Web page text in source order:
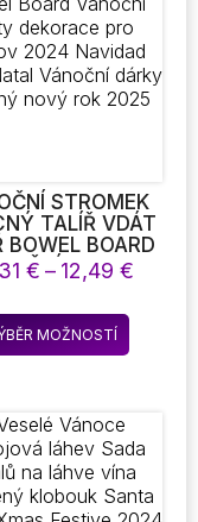
lze
vybrat
na
stránce
STROMEK
TALÍŘ VDÁT
BOWEL BOARD
PARTY
PRO
2024
NOEL NATAL
DÁRKY
€ – 12,49 €
MOŽNOSTÍ
Tento
produkt
lze
vybrat